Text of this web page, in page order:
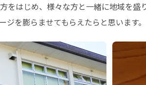
をはじめ、様々な方と一緒に地域を
を膨らませてもらえたらと思います。